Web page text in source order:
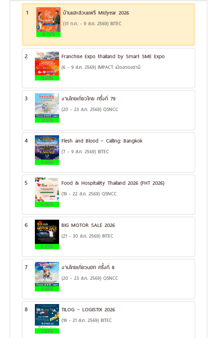
1
18.72%
บ้านและสวนแฟร์ Midyear 2026
(31 ก.ค. - 9 ส.ค. 2569) BITEC
2
13.81%
Franchise Expo thailand by Smart SME Expo
(6 - 9 ส.ค. 2569) IMPACT เมืองทองธานี
3
12.5%
งานไทยเที่ยวไทย ครั้งที่ 79
(20 - 23 ส.ค. 2569) QSNCC
4
9.38%
Flesh and Blood – Calling: Bangkok
(7 - 9 ส.ค. 2569) BITEC
5
6.06%
Food & Hospitality Thailand 2026 (FHT 2026)
(19 - 22 ส.ค. 2569) QSNCC
6
5.29%
BIG MOTOR SALE 2026
(21 - 30 ส.ค. 2569) BITEC
7
3.48%
งานไทยเที่ยวนอก ครั้งที่ 8
(20 - 23 ส.ค. 2569) QSNCC
8
2.69%
TILOG – LOGISTIX 2026
(19 - 21 ส.ค. 2569) BITEC